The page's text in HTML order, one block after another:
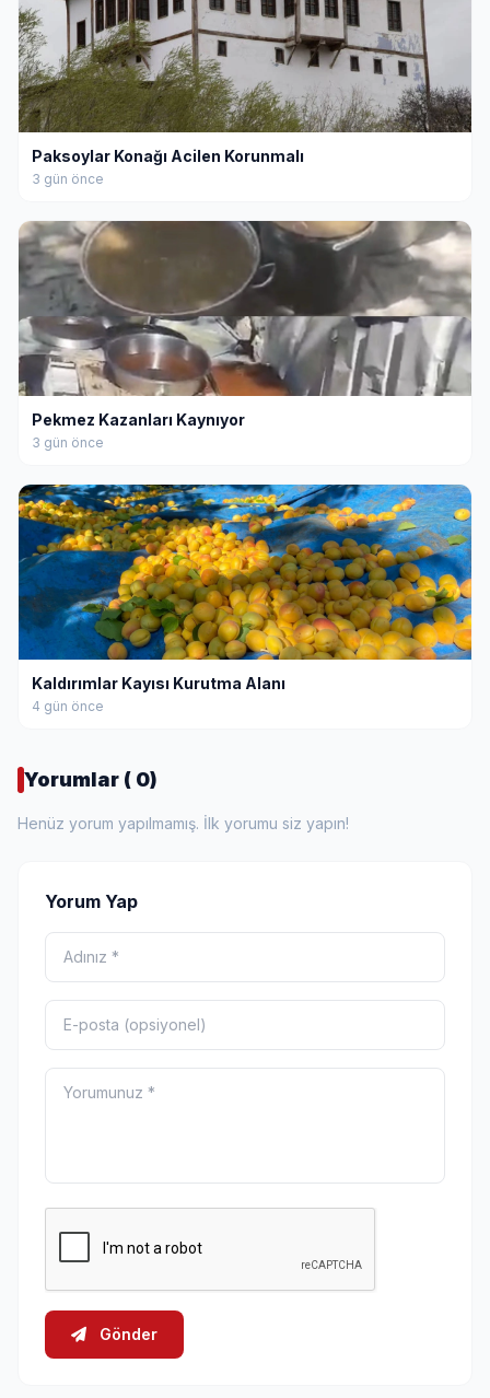
Paksoylar Konağı Acilen Korunmalı
3 gün önce
Pekmez Kazanları Kaynıyor
3 gün önce
Kaldırımlar Kayısı Kurutma Alanı
4 gün önce
Yorumlar ( 0)
Henüz yorum yapılmamış. İlk yorumu siz yapın!
Yorum Yap
Gönder